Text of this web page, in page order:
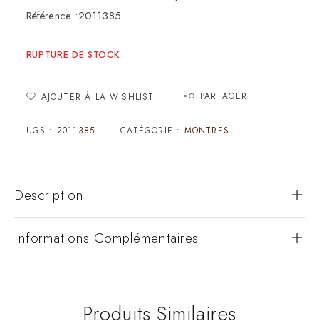
Référence :2011385
RUPTURE DE STOCK
AJOUTER À LA WISHLIST PARTAGER
UGS : 2011385 CATÉGORIE : MONTRES
Description
Informations Complémentaires
Produits Similaires